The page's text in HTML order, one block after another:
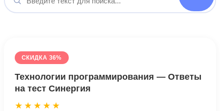
СКИДКА 36%
Технологии программирования — Ответы
на тест Синергия
★★★★★